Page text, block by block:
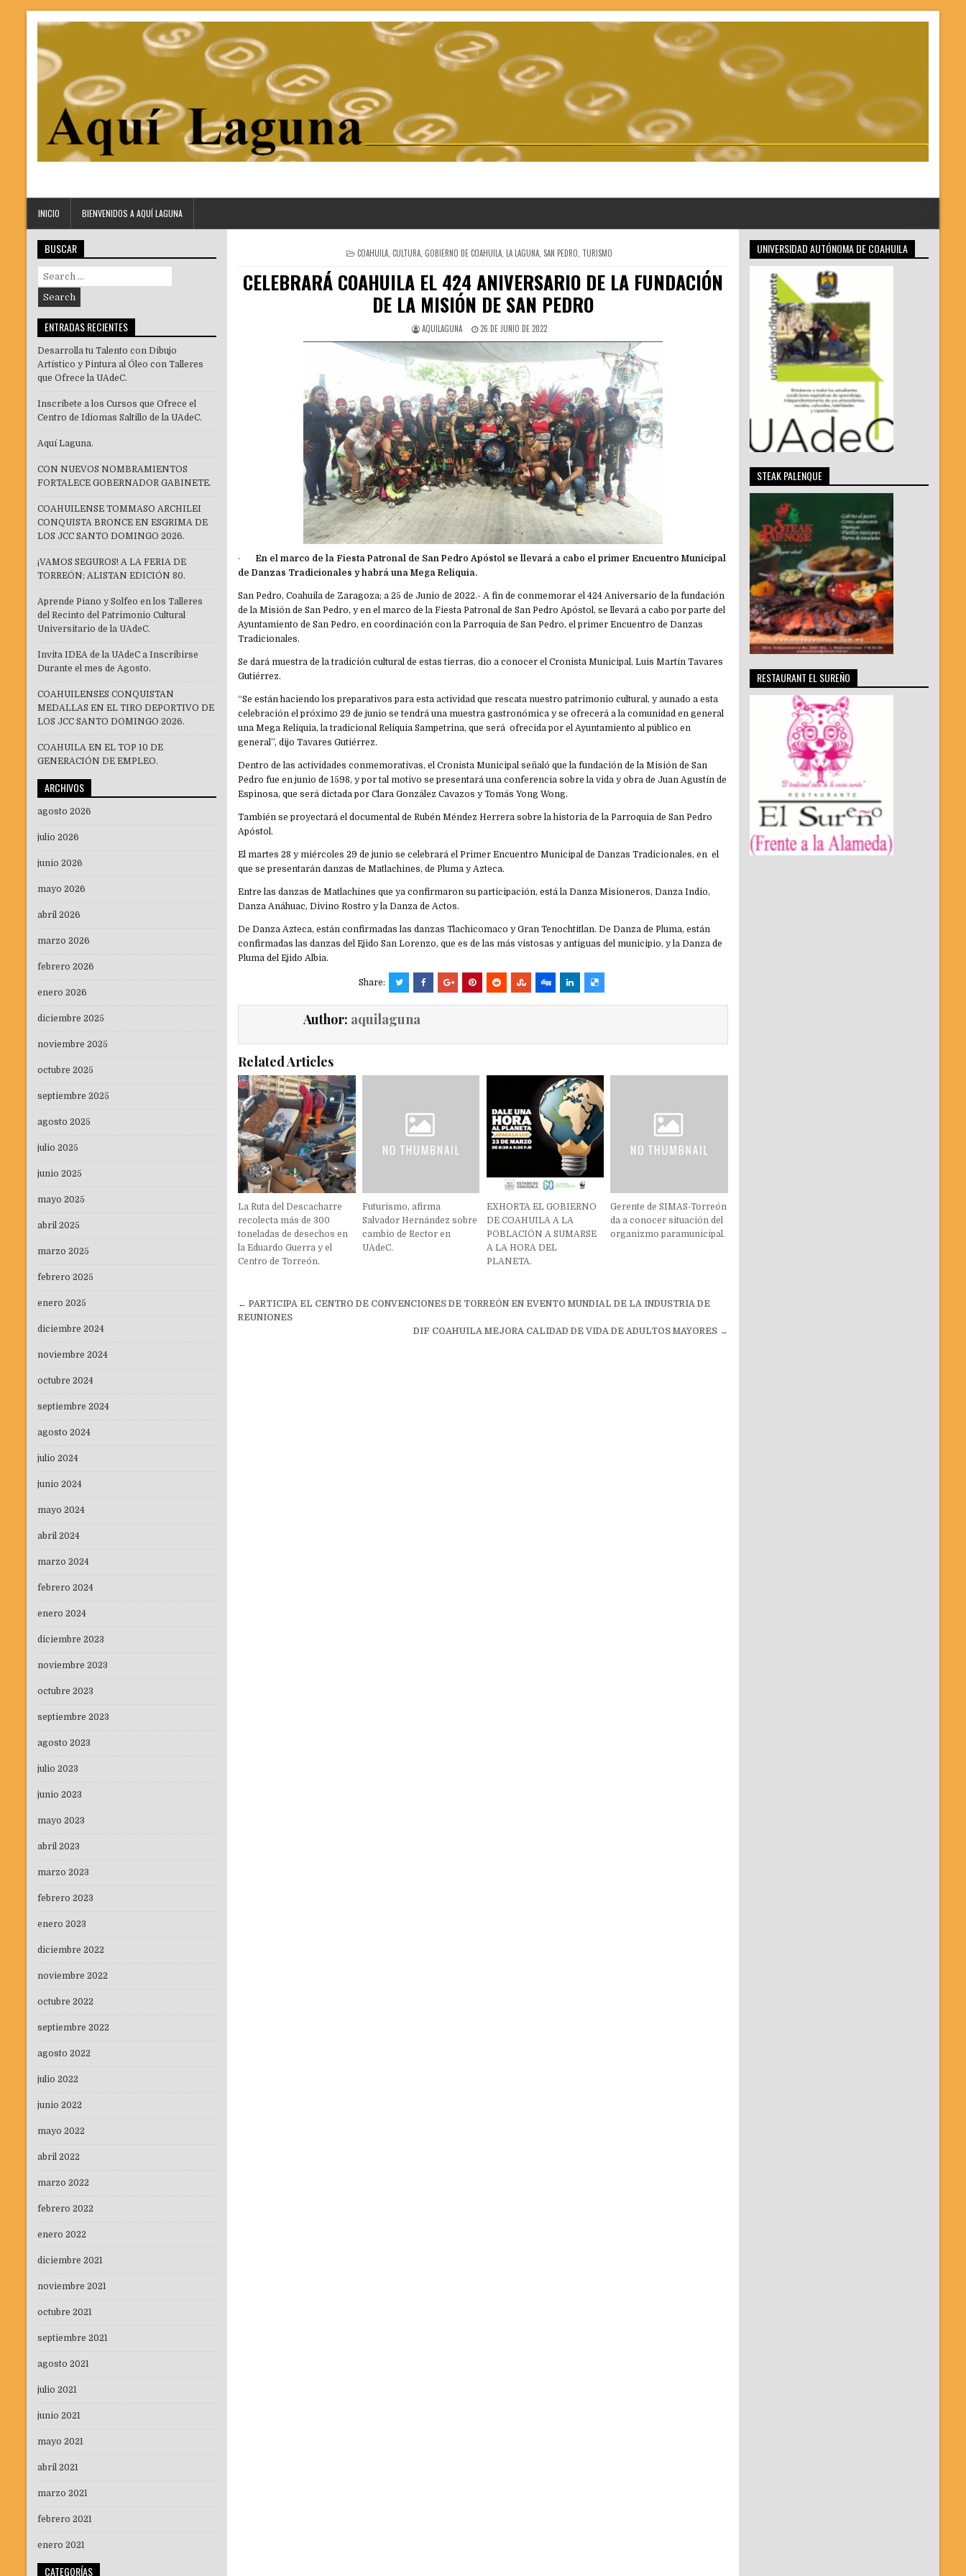
INICIO BIENVENIDOS A AQUÍ LAGUNA
POSTED
IN
COAHUILA, CULTURA, GOBIERNO DE COAHUILA, LA LAGUNA, SAN PEDRO, TURISMO
CELEBRARÁ COAHUILA EL 424 ANIVERSARIO DE LA FUNDACIÓN
DE LA MISIÓN DE SAN PEDRO
AQUILAGUNA 26 DE JUNIO DE 2022
·
En el marco de la Fiesta Patronal de San Pedro Apóstol se llevará a cabo el primer Encuentro Municipal
de Danzas Tradicionales y habrá una Mega Reliquia.
San Pedro, Coahuila de Zaragoza; a 25 de Junio de 2022.- A fin de conmemorar el 424 Aniversario de la fundación
de la Misión de San Pedro, y en el marco de la Fiesta Patronal de San Pedro Apóstol, se llevará a cabo por parte del
Ayuntamiento de San Pedro, en coordinación con la Parroquia de San Pedro, el primer Encuentro de Danzas
Tradicionales.
Se dará muestra de la tradición cultural de estas tierras, dio a conocer el Cronista Municipal, Luis Martín Tavares
Gutiérrez.
“Se están haciendo los preparativos para esta actividad que rescata nuestro patrimonio cultural, y aunado a esta
celebración el próximo 29 de junio se tendrá una muestra gastronómica y se ofrecerá a la comunidad en general
una Mega Reliquia, la tradicional Reliquia Sampetrina, que será ofrecida por el Ayuntamiento al público en
general”, dijo Tavares Gutiérrez.
Dentro de las actividades conmemorativas, el Cronista Municipal señaló que la fundación de la Misión de San
Pedro fue en junio de 1598, y por tal motivo se presentará una conferencia sobre la vida y obra de Juan Agustín de
Espinosa, que será dictada por Clara González Cavazos y Tomás Yong Wong.
También se proyectará el documental de Rubén Méndez Herrera sobre la historia de la Parroquia de San Pedro
Apóstol.
El martes 28 y miércoles 29 de junio se celebrará el Primer Encuentro Municipal de Danzas Tradicionales, en el
que se presentarán danzas de Matlachines, de Pluma y Azteca.
Entre las danzas de Matlachines que ya confirmaron su participación, está la Danza Misioneros, Danza Indio,
Danza Anáhuac, Divino Rostro y la Danza de Actos.
De Danza Azteca, están confirmadas las danzas Tlachicomaco y Gran Tenochtitlan. De Danza de Pluma, están
confirmadas las danzas del Ejido San Lorenzo, que es de las más vistosas y antiguas del municipio, y la Danza de
Pluma del Ejido Albia.
Share:
Author: aquilaguna
Related Articles
La Ruta del Descacharre
recolecta más de 300
toneladas de desechos en
la Eduardo Guerra y el
Centro de Torreón.
Futurismo, afirma
Salvador Hernández sobre
cambio de Rector en
UAdeC.
EXHORTA EL GOBIERNO
DE COAHUILA A LA
POBLACIÓN A SUMARSE
A LA HORA DEL
PLANETA.
Gerente de SIMAS-Torreón
da a conocer situación del
organizmo paramunicipal.
Navegación
de
←PARTICIPA EL CENTRO DE CONVENCIONES DE TORREÓN EN EVENTO MUNDIAL DE LA INDUSTRIA DE
REUNIONES
DIF COAHUILA MEJORA CALIDAD DE VIDA DE ADULTOS MAYORES→
BUSCAR
Search
for:
ENTRADAS RECIENTES
Desarrolla tu Talento con Dibujo
Artístico y Pintura al Óleo con Talleres
que Ofrece la UAdeC.
Inscríbete a los Cursos que Ofrece el
Centro de Idiomas Saltillo de la UAdeC.
Aquí Laguna.
CON NUEVOS NOMBRAMIENTOS
FORTALECE GOBERNADOR GABINETE.
COAHUILENSE TOMMASO ARCHILEI
CONQUISTA BRONCE EN ESGRIMA DE
LOS JCC SANTO DOMINGO 2026.
¡VAMOS SEGUROS! A LA FERIA DE
TORREÓN; ALISTAN EDICIÓN 80.
Aprende Piano y Solfeo en los Talleres
del Recinto del Patrimonio Cultural
Universitario de la UAdeC.
Invita IDEA de la UAdeC a Inscribirse
Durante el mes de Agosto.
COAHUILENSES CONQUISTAN
MEDALLAS EN EL TIRO DEPORTIVO DE
LOS JCC SANTO DOMINGO 2026.
COAHUILA EN EL TOP 10 DE
GENERACIÓN DE EMPLEO.
ARCHIVOS
agosto 2026
julio 2026
junio 2026
mayo 2026
abril 2026
marzo 2026
febrero 2026
enero 2026
diciembre 2025
noviembre 2025
octubre 2025
septiembre 2025
agosto 2025
julio 2025
junio 2025
mayo 2025
abril 2025
marzo 2025
febrero 2025
enero 2025
diciembre 2024
noviembre 2024
octubre 2024
septiembre 2024
agosto 2024
julio 2024
junio 2024
mayo 2024
abril 2024
marzo 2024
febrero 2024
enero 2024
diciembre 2023
noviembre 2023
octubre 2023
septiembre 2023
agosto 2023
julio 2023
junio 2023
mayo 2023
abril 2023
marzo 2023
febrero 2023
enero 2023
diciembre 2022
noviembre 2022
octubre 2022
septiembre 2022
agosto 2022
julio 2022
junio 2022
mayo 2022
abril 2022
marzo 2022
febrero 2022
enero 2022
diciembre 2021
noviembre 2021
octubre 2021
septiembre 2021
agosto 2021
julio 2021
junio 2021
mayo 2021
abril 2021
marzo 2021
febrero 2021
enero 2021
CATEGORÍAS
UNIVERSIDAD AUTÓNOMA DE COAHUILA
STEAK PALENQUE
RESTAURANT EL SUREÑO